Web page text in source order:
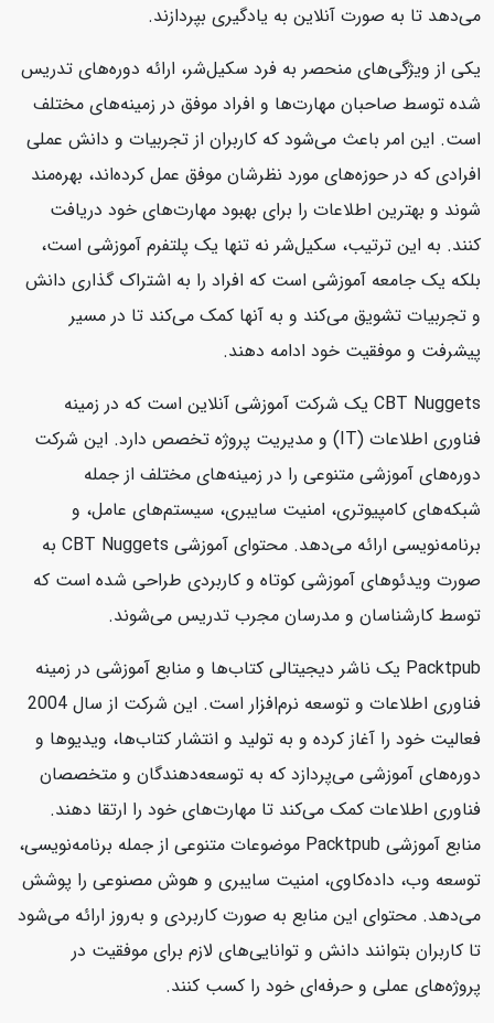
می‌دهد تا به صورت آنلاین به یادگیری بپردازند.
یکی از ویژگی‌های منحصر به فرد سکیل‌شر، ارائه دوره‌های تدریس
شده توسط صاحبان مهارت‌ها و افراد موفق در زمینه‌های مختلف
است. این امر باعث می‌شود که کاربران از تجربیات و دانش عملی
افرادی که در حوزه‌های مورد نظرشان موفق عمل کرده‌اند، بهره‌مند
شوند و بهترین اطلاعات را برای بهبود مهارت‌های خود دریافت
کنند. به این ترتیب، سکیل‌شر نه تنها یک پلتفرم آموزشی است،
بلکه یک جامعه آموزشی است که افراد را به اشتراک گذاری دانش
و تجربیات تشویق می‌کند و به آنها کمک می‌کند تا در مسیر
پیشرفت و موفقیت خود ادامه دهند.
CBT Nuggets یک شرکت آموزشی آنلاین است که در زمینه
فناوری اطلاعات (IT) و مدیریت پروژه تخصص دارد. این شرکت
دوره‌های آموزشی متنوعی را در زمینه‌های مختلف از جمله
شبکه‌های کامپیوتری، امنیت سایبری، سیستم‌های عامل، و
برنامه‌نویسی ارائه می‌دهد. محتوای آموزشی CBT Nuggets به
صورت ویدئوهای آموزشی کوتاه و کاربردی طراحی شده است که
توسط کارشناسان و مدرسان مجرب تدریس می‌شوند.
Packtpub یک ناشر دیجیتالی کتاب‌ها و منابع آموزشی در زمینه
فناوری اطلاعات و توسعه نرم‌افزار است. این شرکت از سال 2004
فعالیت خود را آغاز کرده و به تولید و انتشار کتاب‌ها، ویدیوها و
دوره‌های آموزشی می‌پردازد که به توسعه‌دهندگان و متخصصان
فناوری اطلاعات کمک می‌کند تا مهارت‌های خود را ارتقا دهند.
منابع آموزشی Packtpub موضوعات متنوعی از جمله برنامه‌نویسی،
توسعه وب، داده‌کاوی، امنیت سایبری و هوش مصنوعی را پوشش
می‌دهد. محتوای این منابع به صورت کاربردی و به‌روز ارائه می‌شود
تا کاربران بتوانند دانش و توانایی‌های لازم برای موفقیت در
پروژه‌های عملی و حرفه‌ای خود را کسب کنند.